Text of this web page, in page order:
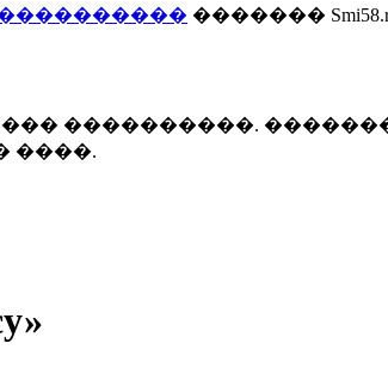
�������
����������.
����.